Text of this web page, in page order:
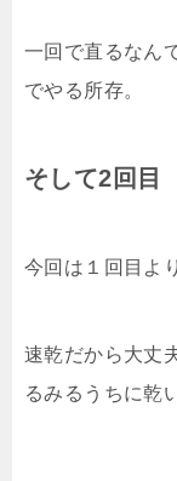
一回で直るなん
でやる所存。
そして2回目
今回は１回目よ
速乾だから大丈
るみるうちに乾